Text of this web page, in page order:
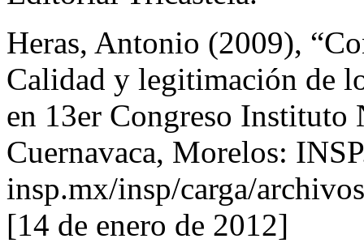
Heras, Antonio (2009),
Calidad y legitimación de
en 13er Congreso Instituto
Cuernavaca, Morelos:
insp.mx/insp/carga/
[14 de enero de 2012]